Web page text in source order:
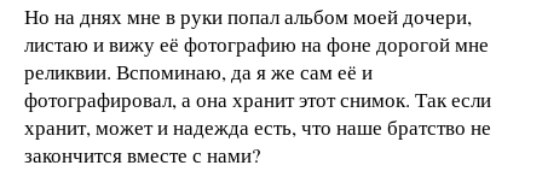
Но на днях мне в руки попал альбом моей дочери,
листаю и вижу её фотографию на фоне дорогой мне
реликвии. Вспоминаю, да я же сам её и
фотографировал, а она хранит этот снимок. Так если
хранит, может и надежда есть, что наше братство не
закончится вместе с нами?